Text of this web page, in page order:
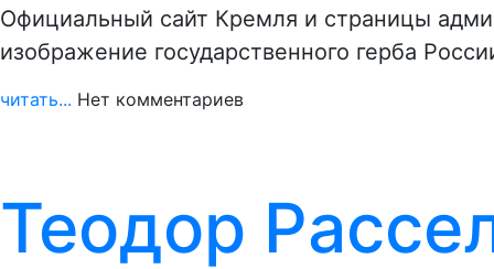
Официальный сайт Кремля и страницы
изображение государственного герба
читать... Нет комментариев
Теодор